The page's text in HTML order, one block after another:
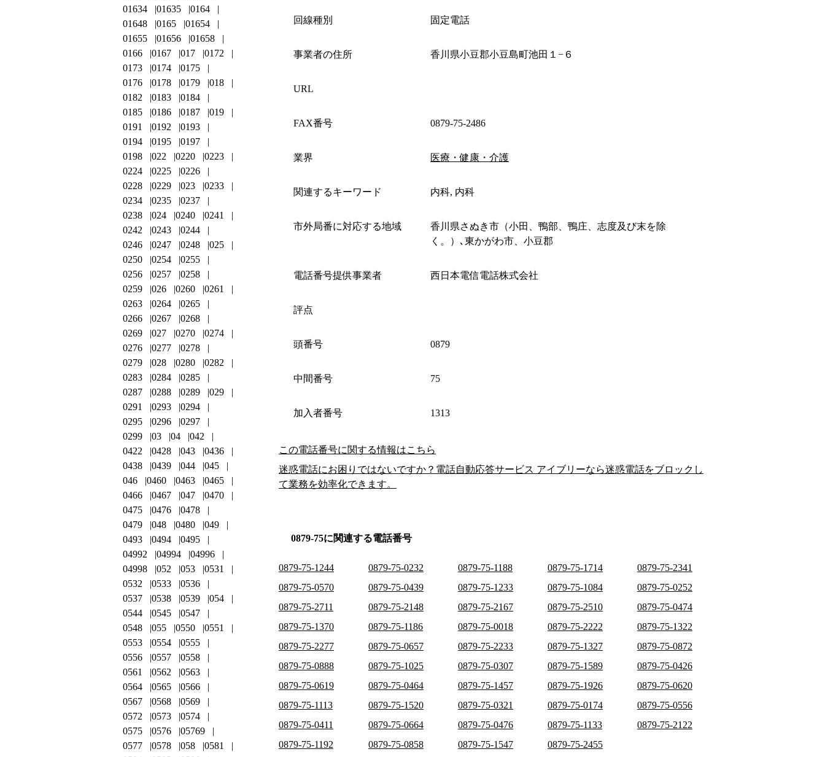
回線種別 固定電話
事業者の住所 香川県小豆郡小豆島町池田１−６
URL
FAX番号 0879-75-2486
業界 医療・健康・介護
関連するキーワード 内科, 内科
市外局番に対応する地域
香川県さぬき市（小田、鴨部、鴨庄、志度及び末を除
く。）､東かがわ市、小豆郡
電話番号提供事業者 西日本電信電話株式会社
評点
頭番号 0879
中間番号 75
加入者番号 1313
この電話番号に関する情報はこちら
迷惑電話にお困りではないですか？電話自動応答サービス アイブリーなら迷惑電話をブロックし
て業務を効率化できます。
0879-75に関連する電話番号
0879-75-1244 0879-75-0232 0879-75-1188 0879-75-1714
0879-75-2341
0879-75-0570
0879-75-0439 0879-75-1233 0879-75-1084
0879-75-0252
0879-75-2711
0879-75-2148 0879-75-2167 0879-75-2510
0879-75-0474
0879-75-1370
0879-75-1186 0879-75-0018 0879-75-2222
0879-75-1322
0879-75-2277
0879-75-0657 0879-75-2233 0879-75-1327
0879-75-0872
0879-75-0888
0879-75-1025 0879-75-0307 0879-75-1589
0879-75-0426
0879-75-0619
0879-75-0464 0879-75-1457 0879-75-1926
0879-75-0620
0879-75-1113
0879-75-1520 0879-75-0321 0879-75-0174
0879-75-0556
0879-75-0411
0879-75-0664 0879-75-0476 0879-75-1133
0879-75-2122
0879-75-1192
0879-75-0858 0879-75-1547 0879-75-2455
01634
01635
0164
01648
0165
01654
01655
01656
01658
0166
0167 017
0172
0173
0174
0175
0176
0178 0179
018
0182
0183
0184
0185
0186 0187
019
0191
0192
0193
0194
0195
0197
0198
022 0220
0223
0224
0225
0226
0228
0229 023
0233
0234
0235
0237
0238
024 0240
0241
0242
0243
0244
0246
0247 0248
025
0250
0254
0255
0256
0257
0258
0259
026 0260
0261
0263
0264
0265
0266
0267
0268
0269
027 0270
0274
0276
0277
0278
0279
028 0280
0282
0283
0284
0285
0287
0288 0289
029
0291
0293
0294
0295
0296
0297
0299
03 04
042
0422
0428 043
0436
0438
0439 044
045
046
0460 0463
0465
0466
0467 047
0470
0475
0476
0478
0479
048 0480
049
0493
0494
0495
04992
04994
04996
04998
052 053
0531
0532
0533
0536
0537
0538 0539
054
0544
0545
0547
0548
055 0550
0551
0553
0554
0555
0556
0557
0558
0561
0562
0563
0564
0565
0566
0567
0568
0569
0572
0573
0574
0575
0576
05769
0577
0578 058
0581